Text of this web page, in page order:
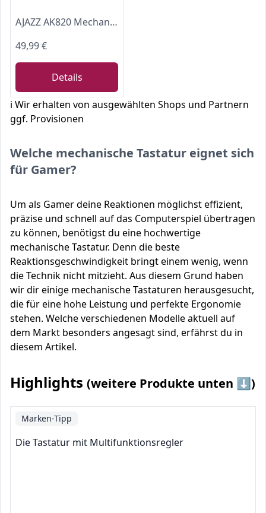
AJAZZ AK820 Mechanical Keyboard, 75% Hot Swappable Wired Keyboard with Volume Control Knob, QWERTY Layout, PBT Keycaps, Five-Layer Sound Insulation Pad, 82-Key Gaming Keyboard, Grey White
49,99 €
Details
ℹ️ Wir erhalten von ausgewählten Shops und Partnern
ggf. Provisionen
Welche mechanische Tastatur eignet sich
für Gamer?
Um als Gamer deine Reaktionen möglichst effizient,
präzise und schnell auf das Computerspiel übertragen
zu können, benötigst du eine hochwertige
mechanische Tastatur. Denn die beste
Reaktionsgeschwindigkeit bringt einem wenig, wenn
die Technik nicht mitzieht. Aus diesem Grund haben
wir dir einige mechanische Tastaturen herausgesucht,
die für eine hohe Leistung und perfekte Ergonomie
stehen. Welche verschiedenen Modelle aktuell auf
dem Markt besonders angesagt sind, erfährst du in
diesem Artikel.
Highlights (weitere Produkte unten ⬇️)
Marken-Tipp
Die Tastatur mit Multifunktionsregler